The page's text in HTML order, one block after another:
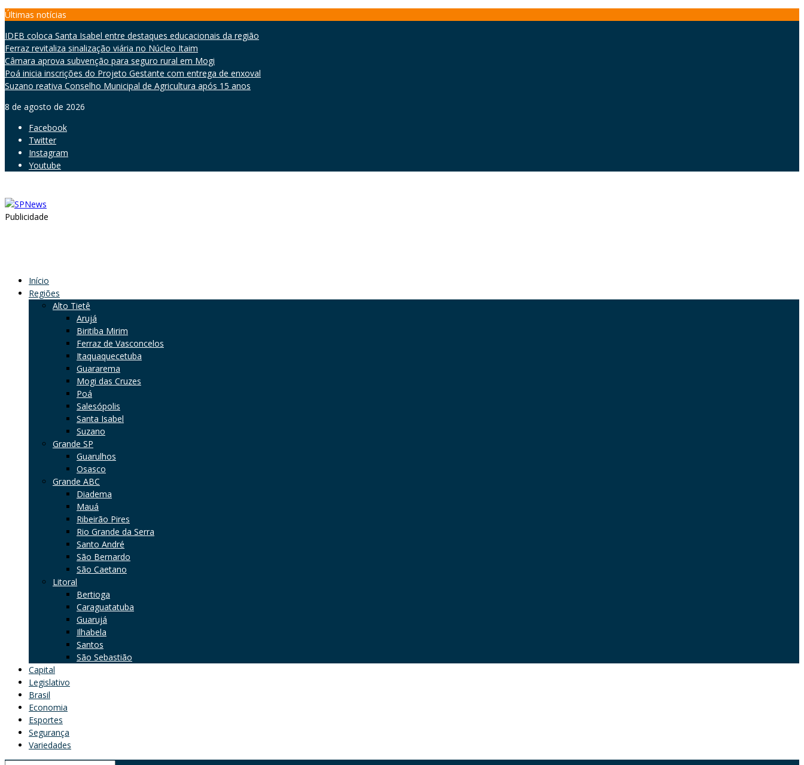
Skip
content
Últimas notícias
IDEB coloca Santa Isabel entre destaques educacionais da região
Ferraz revitaliza sinalização viária no Núcleo Itaim
Câmara aprova subvenção para seguro rural em Mogi
Poá inicia inscrições do Projeto Gestante com entrega de enxoval
Suzano reativa Conselho Municipal de Agricultura após 15 anos
8 de agosto de 2026
Facebook
Twitter
Instagram
Youtube
Publicidade
Início
Regiões
Alto Tietê
Arujá
Biritiba Mirim
Ferraz de Vasconcelos
Itaquaquecetuba
Guararema
Mogi das Cruzes
Poá
Salesópolis
Santa Isabel
Suzano
Grande SP
Guarulhos
Osasco
Grande ABC
Diadema
Mauá
Ribeirão Pires
Rio Grande da Serra
Santo André
São Bernardo
São Caetano
Litoral
Bertioga
Caraguatatuba
Guarujá
Ilhabela
Santos
São Sebastião
Capital
Legislativo
Brasil
Economia
Esportes
Segurança
Variedades